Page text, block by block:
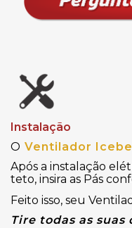
Instalação
O Ventilador
Após a instalação
teto, insira as Pás
Feito isso, seu
Tire todas as suas